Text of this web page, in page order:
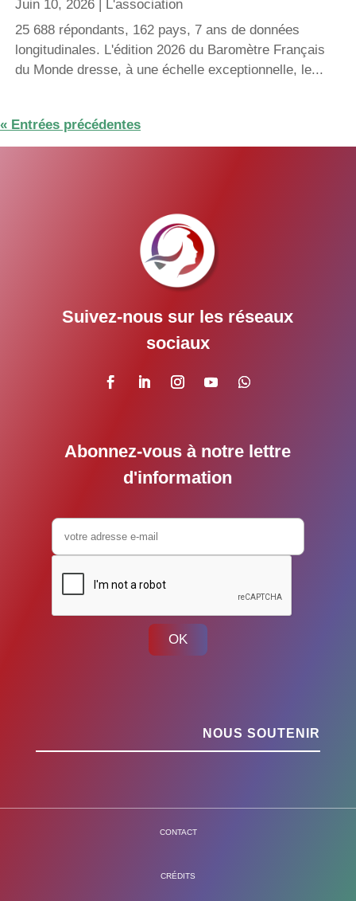
Juin 10, 2026
L'association
25 688 répondants, 162 pays, 7 ans de données
longitudinales. L'édition 2026 du Baromètre Français
du Monde dresse, à une échelle exceptionnelle, le...
« Entrées précédentes
Suivez-nous sur les réseaux
sociaux
Abonnez-vous à notre lettre
d'information
OK
NOUS SOUTENIR
CONTACT
CRÉDITS